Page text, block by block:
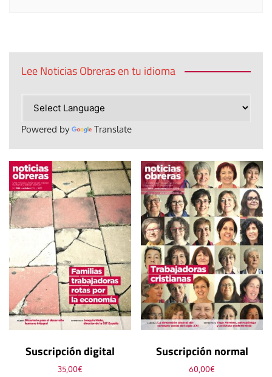
Lee Noticias Obreras en tu idioma
Powered by Translate
Suscripción digital
35,00€
Suscripción normal
60,00€